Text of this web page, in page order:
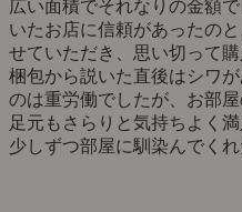
広い面積でそれなりの金額
いたお店に信頼があったの
せていただき、思い切って購
梱包から説いた直後はシワ
のは重労働でしたが、お部
足元もさらりと気持ちよく満
少しずつ部屋に馴染んでく